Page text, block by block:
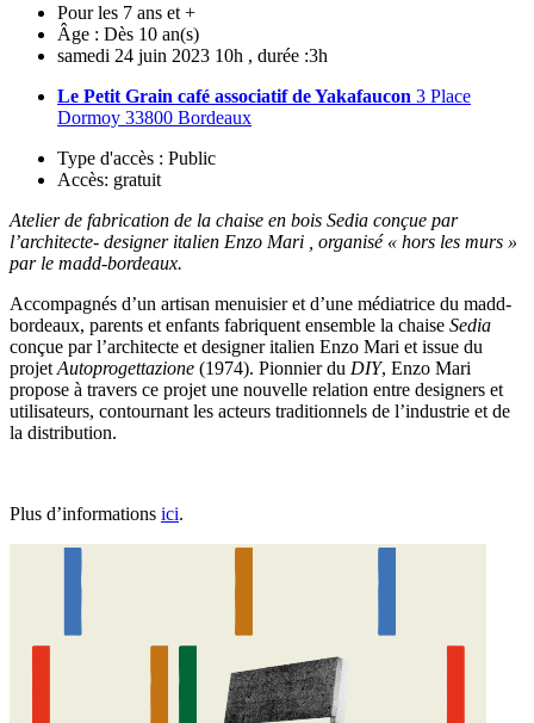
Pour les 7 ans et +
Âge : Dès 10 an(s)
samedi 24 juin 2023 10h , durée :3h
Le Petit Grain café associatif de Yakafaucon 3 Place
Dormoy 33800 Bordeaux
Type d'accès : Public
Accès: gratuit
Atelier de fabrication de la chaise en bois Sedia conçue par
l’architecte- designer italien Enzo Mari , organisé « hors les murs »
par le madd-bordeaux.
Accompagnés d’un artisan menuisier et d’une médiatrice du madd-
bordeaux, parents et enfants fabriquent ensemble la chaise Sedia
conçue par l’architecte et designer italien Enzo Mari et issue du
projet Autoprogettazione (1974). Pionnier du DIY, Enzo Mari
propose à travers ce projet une nouvelle relation entre designers et
utilisateurs, contournant les acteurs traditionnels de l’industrie et de
la distribution.
Plus d’informations ici.